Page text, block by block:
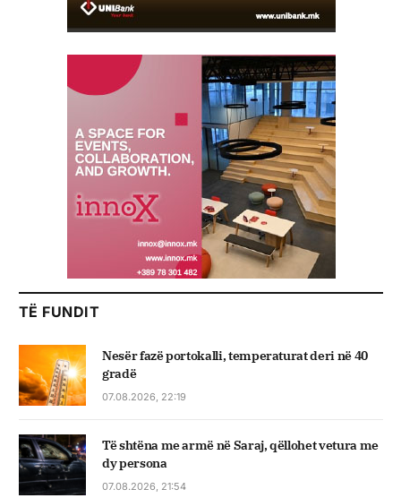
TË FUNDIT
Nesër fazë portokalli, temperaturat deri në 40
gradë
07.08.2026, 22:19
Të shtëna me armë në Saraj, qëllohet vetura me
dy persona
07.08.2026, 21:54